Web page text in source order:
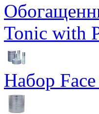
Tonic with
Набор